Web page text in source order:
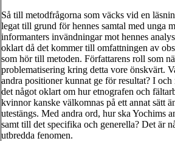
Så till metodfrågorna som väcks vid en
legat till grund för hennes samtal med unga
informanters invändningar mot hennes
oklart då det kommer till omfattningen av
som hör till metoden. Författarens roll som
problematisering kring detta vore önskvärt.
andra positioner kunnat ge för resultat? I
det något oklart om hur etnografen och
kvinnor kanske välkomnas på ett annat sätt
utestängs. Med andra ord, hur ska Yochims
samt till det specifika och generella? Det är
utbredda fenomen.